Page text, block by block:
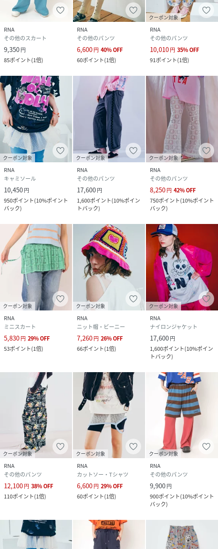
RNA
その他のスカート
9,350円
85ポイント(1倍)
RNA
その他のパンツ
6,600円 40%OFF
60ポイント(1倍)
クーポン対象
RNA
その他のパンツ
10,010円 35%OFF
91ポイント(1倍)
クーポン対象
RNA
キャミソール
10,450円
950ポイント(10%ポイント
バック)
クーポン対象
RNA
その他のパンツ
17,600円
1,600ポイント(10%ポイン
トバック)
クーポン対象
RNA
その他のパンツ
8,250円 42%OFF
750ポイント(10%ポイント
バック)
クーポン対象
RNA
ミニスカート
5,830円 29%OFF
53ポイント(1倍)
クーポン対象
RNA
ニット帽・ビーニー
7,260円 26%OFF
66ポイント(1倍)
クーポン対象
RNA
ナイロンジャケット
17,600円
1,600ポイント(10%ポイン
トバック)
クーポン対象
RNA
その他のパンツ
12,100円 38%OFF
110ポイント(1倍)
クーポン対象
RNA
カットソー・Tシャツ
6,600円 29%OFF
60ポイント(1倍)
クーポン対象
RNA
その他のパンツ
9,900円
900ポイント(10%ポイント
バック)